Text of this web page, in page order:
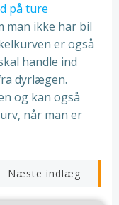
på ture
man ikke har bil
er også
handle ind
dyrlægen.
og kan også
når man er
Næste indlæg